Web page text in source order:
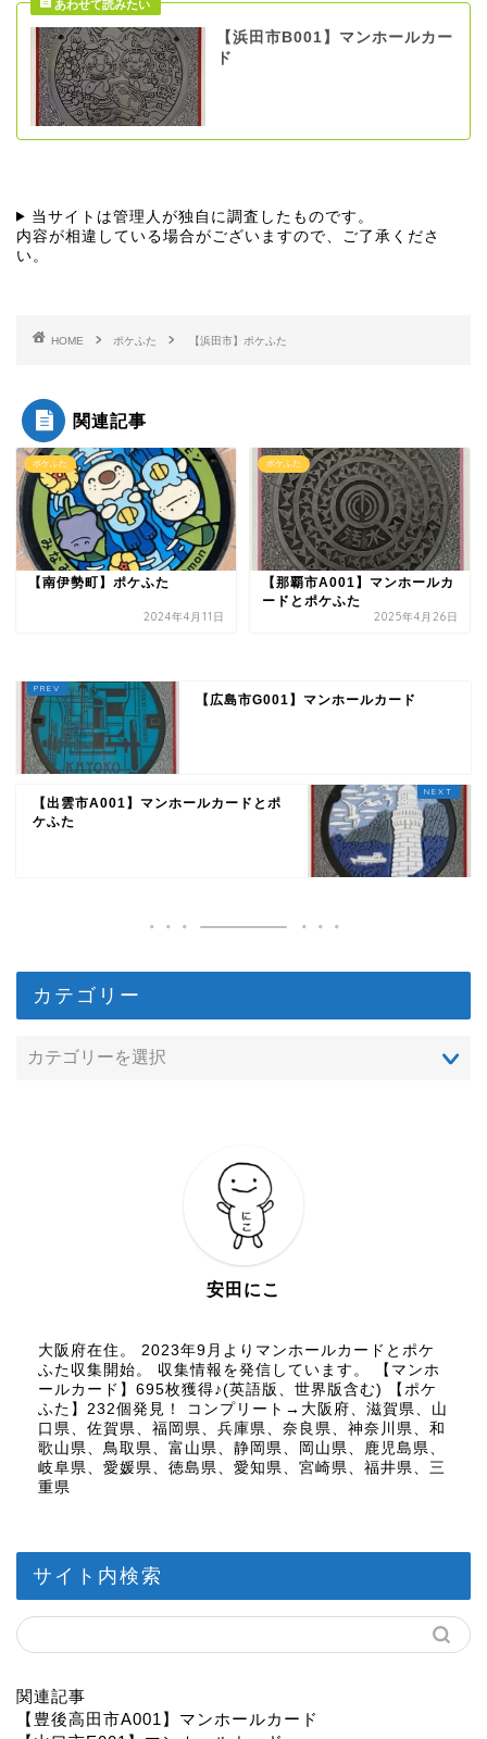
【浜田市B001】マンホールカー
ド
当サイトは管理人が独自に調査したものです。
内容が相違している場合がございますので、ご了承くださ
い。
HOME ポケふた 【浜田市】ポケふた
関連記事
ポケふた
【南伊勢町】ポケふた
2024年4月11日
ポケふた
【那覇市A001】マンホールカ
ードとポケふた
2025年4月26日
【広島市G001】マンホールカード
【出雲市A001】マンホールカードとポ
ケふた
カテゴリー
安田にこ
大阪府在住。 2023年9月よりマンホールカードとポケ
ふた収集開始。 収集情報を発信しています。 【マンホ
ールカード】695枚獲得♪(英語版、世界版含む) 【ポケ
ふた】232個発見！ コンプリート→大阪府、滋賀県、山
口県、佐賀県、福岡県、兵庫県、奈良県、神奈川県、和
歌山県、鳥取県、富山県、静岡県、岡山県、鹿児島県、
岐阜県、愛媛県、徳島県、愛知県、宮崎県、福井県、三
重県
サイト内検索
関連記事
【豊後高田市A001】マンホールカード